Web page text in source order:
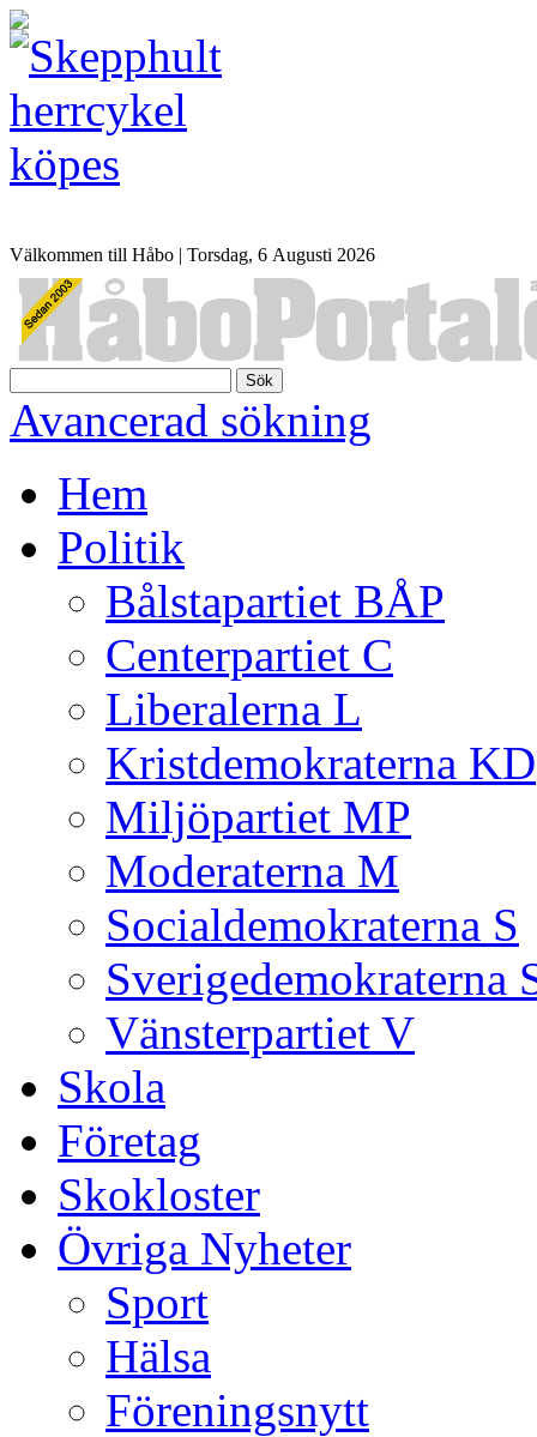
Välkommen till Håbo | Torsdag, 6 Αugusti 2026
Sök
Avancerad sökning
Hem
Politik
Bålstapartiet BÅP
Centerpartiet C
Liberalerna L
Kristdemokraterna KD
Miljöpartiet MP
Moderaterna M
Socialdemokraterna S
Sverigedemokraterna
Vänsterpartiet V
Skola
Företag
Skokloster
Övriga Nyheter
Sport
Hälsa
Föreningsnytt